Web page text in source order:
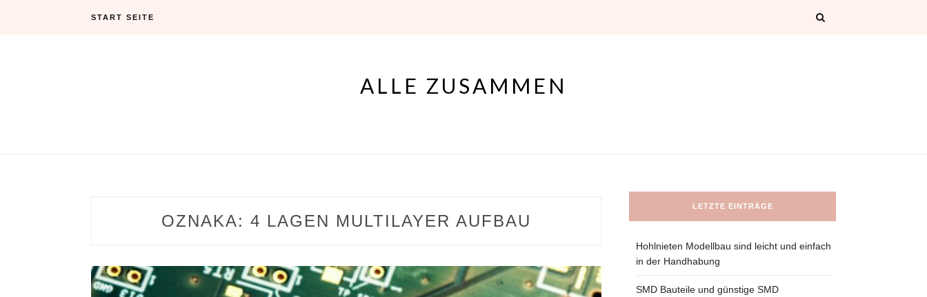
START SEITE
ALLE ZUSAMMEN
OZNAKA: 4 LAGEN MULTILAYER AUFBAU
LETZTE EINTRÄGE
Hohlnieten Modellbau sind leicht und einfach
in der Handhabung
SMD Bauteile und günstige SMD